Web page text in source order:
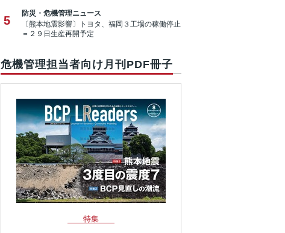
5
防災・危機管理ニュース
〔熊本地震影響〕トヨタ、福岡３工場の稼働停止
＝２９日生産再開予定
危機管理担当者向け月刊PDF冊子
特集